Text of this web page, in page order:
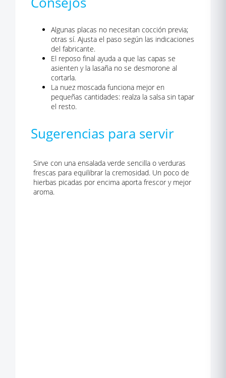
Algunas placas no necesitan cocción previa;
otras sí. Ajusta el paso según las indicaciones
del fabricante.
El reposo final ayuda a que las capas se
asienten y la lasaña no se desmorone al
cortarla.
La nuez moscada funciona mejor en
pequeñas cantidades: realza la salsa sin tapar
el resto.
Sugerencias para servir
Sirve con una ensalada verde sencilla o verduras
frescas para equilibrar la cremosidad. Un poco de
hierbas picadas por encima aporta frescor y mejor
aroma.